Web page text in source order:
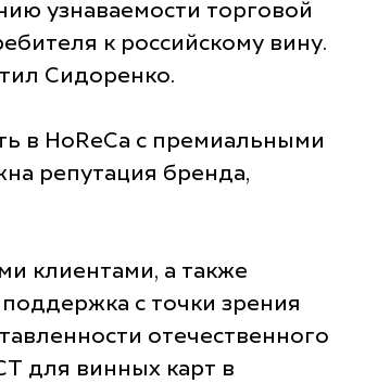
узнаваемости торговой
к российскому вину.
Сидоренко.
в HoReCa с премиальными
репутация бренда,
клиентами, а также
с точки зрения
отечественного
для винных карт в